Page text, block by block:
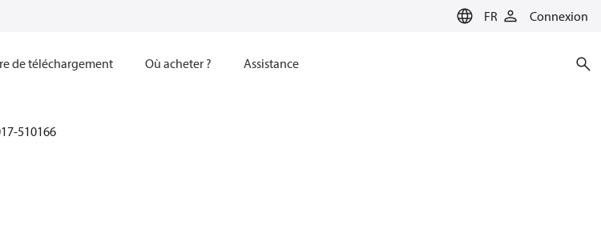
FR Connexion
de téléchargement Où acheter ? Assistance
510166